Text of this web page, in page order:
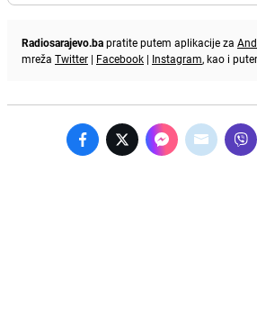
Radiosarajevo.bapratite putem aplikacije za
mreža Twitter | Facebook | Instagram, kao i